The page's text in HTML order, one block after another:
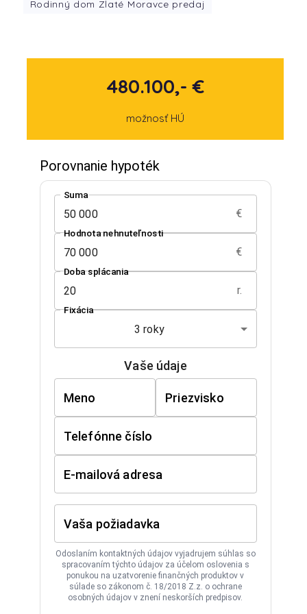
Rodinný dom Zlaté Moravce predaj
480.100,- €
možnosť HÚ